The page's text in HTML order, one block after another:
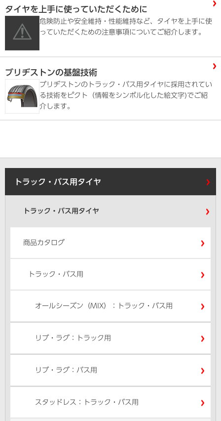
タイヤを上手に使っていただくために
危険防止や安全維持・性能維持など、タイヤを上手に使
っていただくための注意事項についてご紹介します。
ブリヂストンの基盤技術
ブリヂストンのトラック・バス用タイヤに採用されてい
る技術をピクト（情報をシンボル化した絵文字)でご紹
介します。
トラック・バス用タイヤ
トラック・バス用タイヤ
商品カタログ
トラック・バス用
オールシーズン（MIX）：トラック・バス用
リブ・ラグ：トラック用
リブ・ラグ：バス用
スタッドレス：トラック・バス用